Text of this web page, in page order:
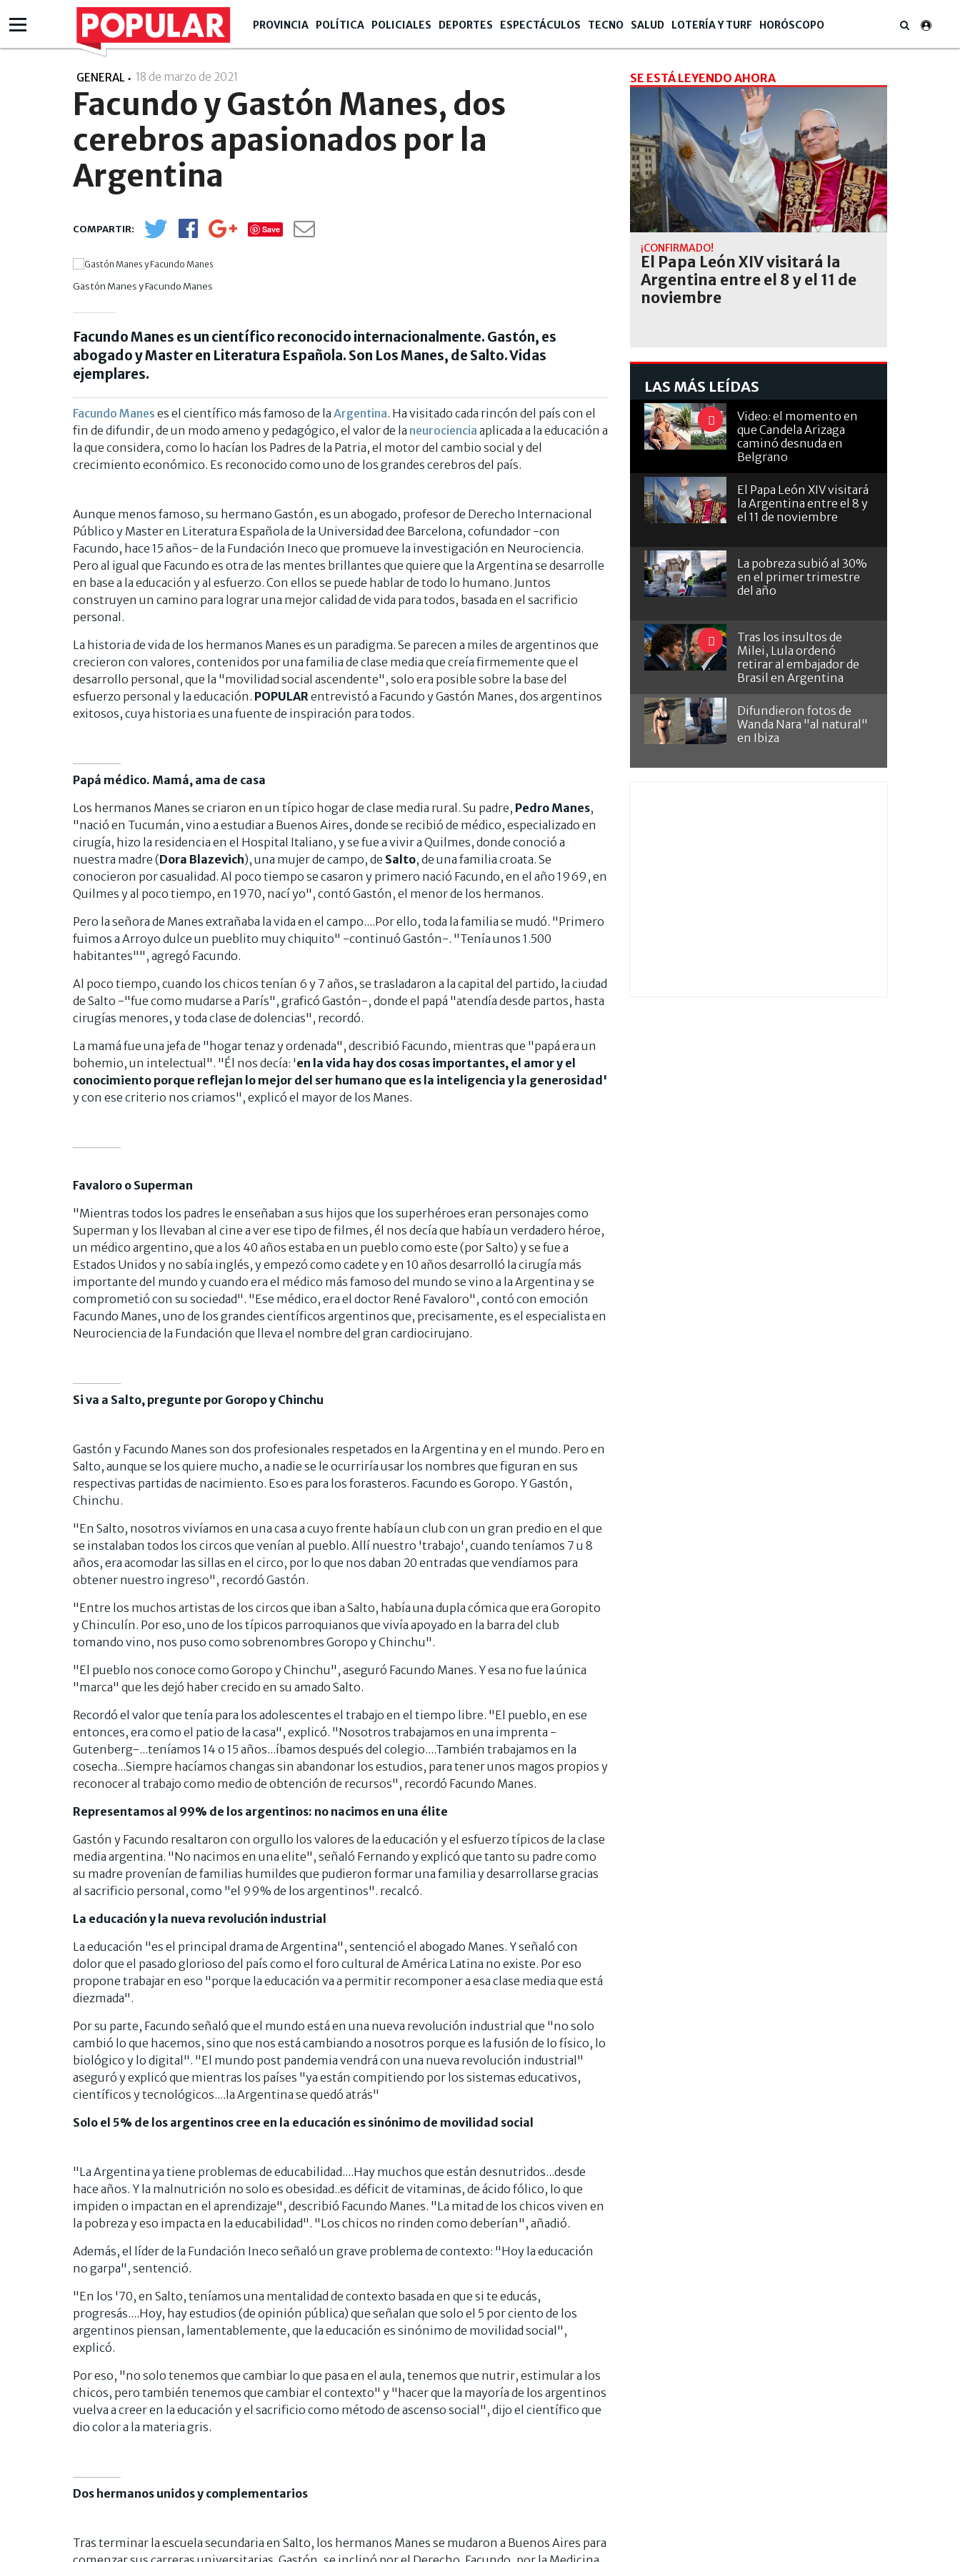
PROVINCIA POLÍTICA POLICIALES DEPORTES ESPECTÁCULOS TECNO SALUD LOTERÍA Y TURF HORÓSCOPO
GENERAL 18 de marzo de 2021
Facundo y Gastón Manes, dos
cerebros apasionados por la
Argentina
Save
Gastón Manes y Facundo Manes
Facundo Manes es un científico reconocido internacionalmente. Gastón, es
abogado y Master en Literatura Española. Son Los Manes, de Salto. Vidas
ejemplares.
Facundo Manes es el científico más famoso de la Argentina. Ha visitado cada rincón del país con el
fin de difundir, de un modo ameno y pedagógico, el valor de la neurociencia aplicada a la educación a
la que considera, como lo hacían los Padres de la Patria, el motor del cambio social y del
crecimiento económico. Es reconocido como uno de los grandes cerebros del país.
Aunque menos famoso, su hermano Gastón, es un abogado, profesor de Derecho Internacional
Público y Master en Literatura Española de la Universidad dee Barcelona, cofundador -con
Facundo, hace 15 años- de la Fundación Ineco que promueve la investigación en Neurociencia.
Pero al igual que Facundo es otra de las mentes brillantes que quiere que la Argentina se desarrolle
en base a la educación y al esfuerzo. Con ellos se puede hablar de todo lo humano. Juntos
construyen un camino para lograr una mejor calidad de vida para todos, basada en el sacrificio
personal.
La historia de vida de los hermanos Manes es un paradigma. Se parecen a miles de argentinos que
crecieron con valores, contenidos por una familia de clase media que creía firmemente que el
desarrollo personal, que la "movilidad social ascendente", solo era posible sobre la base del
esfuerzo personal y la educación. POPULAR entrevistó a Facundo y Gastón Manes, dos argentinos
exitosos, cuya historia es una fuente de inspiración para todos.
Papá médico. Mamá, ama de casa
Los hermanos Manes se criaron en un típico hogar de clase media rural. Su padre, Pedro Manes,
"nació en Tucumán, vino a estudiar a Buenos Aires, donde se recibió de médico, especializado en
cirugía, hizo la residencia en el Hospital Italiano, y se fue a vivir a Quilmes, donde conoció a
nuestra madre (Dora Blazevich), una mujer de campo, de Salto, de una familia croata. Se
conocieron por casualidad. Al poco tiempo se casaron y primero nació Facundo, en el año 1969, en
Quilmes y al poco tiempo, en 1970, nací yo", contó Gastón, el menor de los hermanos.
Pero la señora de Manes extrañaba la vida en el campo....Por ello, toda la familia se mudó. "Primero
fuimos a Arroyo dulce un pueblito muy chiquito" -continuó Gastón-. "Tenía unos 1.500
habitantes"", agregó Facundo.
Al poco tiempo, cuando los chicos tenían 6 y 7 años, se trasladaron a la capital del partido, la ciudad
de Salto -"fue como mudarse a París", graficó Gastón-, donde el papá "atendía desde partos, hasta
cirugías menores, y toda clase de dolencias", recordó.
La mamá fue una jefa de "hogar tenaz y ordenada", describió Facundo, mientras que "papá era un
bohemio, un intelectual". "Él nos decía: 'en la vida hay dos cosas importantes, el amor y el
conocimiento porque reflejan lo mejor del ser humano que es la inteligencia y la generosidad'
y con ese criterio nos criamos", explicó el mayor de los Manes.
Favaloro o Superman
"Mientras todos los padres le enseñaban a sus hijos que los superhéroes eran personajes como
Superman y los llevaban al cine a ver ese tipo de filmes, él nos decía que había un verdadero héroe,
un médico argentino, que a los 40 años estaba en un pueblo como este (por Salto) y se fue a
Estados Unidos y no sabía inglés, y empezó como cadete y en 10 años desarrolló la cirugía más
importante del mundo y cuando era el médico más famoso del mundo se vino a la Argentina y se
comprometió con su sociedad". "Ese médico, era el doctor René Favaloro", contó con emoción
Facundo Manes, uno de los grandes científicos argentinos que, precisamente, es el especialista en
Neurociencia de la Fundación que lleva el nombre del gran cardiocirujano.
Si va a Salto, pregunte por Goropo y Chinchu
Gastón y Facundo Manes son dos profesionales respetados en la Argentina y en el mundo. Pero en
Salto, aunque se los quiere mucho, a nadie se le ocurriría usar los nombres que figuran en sus
respectivas partidas de nacimiento. Eso es para los forasteros. Facundo es Goropo. Y Gastón,
Chinchu.
"En Salto, nosotros vivíamos en una casa a cuyo frente había un club con un gran predio en el que
se instalaban todos los circos que venían al pueblo. Allí nuestro 'trabajo', cuando teníamos 7 u 8
años, era acomodar las sillas en el circo, por lo que nos daban 20 entradas que vendíamos para
obtener nuestro ingreso", recordó Gastón.
"Entre los muchos artistas de los circos que iban a Salto, había una dupla cómica que era Goropito
y Chinculín. Por eso, uno de los típicos parroquianos que vivía apoyado en la barra del club
tomando vino, nos puso como sobrenombres Goropo y Chinchu".
"El pueblo nos conoce como Goropo y Chinchu", aseguró Facundo Manes. Y esa no fue la única
"marca" que les dejó haber crecido en su amado Salto.
Recordó el valor que tenía para los adolescentes el trabajo en el tiempo libre. "El pueblo, en ese
entonces, era como el patio de la casa", explicó. "Nosotros trabajamos en una imprenta -
Gutenberg-...teníamos 14 o 15 años...íbamos después del colegio....También trabajamos en la
cosecha...Siempre hacíamos changas sin abandonar los estudios, para tener unos magos propios y
reconocer al trabajo como medio de obtención de recursos", recordó Facundo Manes.
Representamos al 99% de los argentinos: no nacimos en una élite
Gastón y Facundo resaltaron con orgullo los valores de la educación y el esfuerzo típicos de la clase
media argentina. "No nacimos en una elite", señaló Fernando y explicó que tanto su padre como
su madre provenían de familias humildes que pudieron formar una familia y desarrollarse gracias
al sacrificio personal, como "el 99% de los argentinos". recalcó.
La educación y la nueva revolución industrial
La educación "es el principal drama de Argentina", sentenció el abogado Manes. Y señaló con
dolor que el pasado glorioso del país como el foro cultural de América Latina no existe. Por eso
propone trabajar en eso "porque la educación va a permitir recomponer a esa clase media que está
diezmada".
Por su parte, Facundo señaló que el mundo está en una nueva revolución industrial que "no solo
cambió lo que hacemos, sino que nos está cambiando a nosotros porque es la fusión de lo físico, lo
biológico y lo digital". "El mundo post pandemia vendrá con una nueva revolución industrial"
aseguró y explicó que mientras los países "ya están compitiendo por los sistemas educativos,
científicos y tecnológicos....la Argentina se quedó atrás"
Solo el 5% de los argentinos cree en la educación es sinónimo de movilidad social
"La Argentina ya tiene problemas de educabilidad....Hay muchos que están desnutridos...desde
hace años. Y la malnutrición no solo es obesidad..es déficit de vitaminas, de ácido fólico, lo que
impiden o impactan en el aprendizaje", describió Facundo Manes. "La mitad de los chicos viven en
la pobreza y eso impacta en la educabilidad". "Los chicos no rinden como deberían", añadió.
Además, el líder de la Fundación Ineco señaló un grave problema de contexto: "Hoy la educación
no garpa", sentenció.
"En los '70, en Salto, teníamos una mentalidad de contexto basada en que si te educás,
progresás....Hoy, hay estudios (de opinión pública) que señalan que solo el 5 por ciento de los
argentinos piensan, lamentablemente, que la educación es sinónimo de movilidad social",
explicó.
Por eso, "no solo tenemos que cambiar lo que pasa en el aula, tenemos que nutrir, estimular a los
chicos, pero también tenemos que cambiar el contexto" y "hacer que la mayoría de los argentinos
vuelva a creer en la educación y el sacrificio como método de ascenso social", dijo el científico que
dio color a la materia gris.
Dos hermanos unidos y complementarios
Tras terminar la escuela secundaria en Salto, los hermanos Manes se mudaron a Buenos Aires para
SE ESTÁ LEYENDO AHORA
¡CONFIRMADO!
El Papa León XIV visitará la
Argentina entre el 8 y el 11 de
noviembre
LAS MÁS LEÍDAS
Video: el momento en
que Candela Arizaga
caminó desnuda en
Belgrano
El Papa León XIV visitará
la Argentina entre el 8 y
el 11 de noviembre
La pobreza subió al 30%
en el primer trimestre
del año
Tras los insultos de
Milei, Lula ordenó
retirar al embajador de
Brasil en Argentina
Difundieron fotos de
Wanda Nara "al natural"
en Ibiza